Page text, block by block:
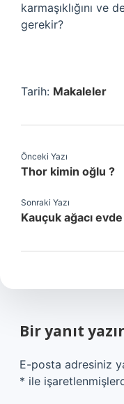
karmaşıklığını ve
gerekir?
Tarih: Makaleler
Önceki Yazı
Thor kimin oğlu ?
Sonraki Yazı
Kauçuk ağacı
Bir yanıt
E-posta adresiniz
* ile